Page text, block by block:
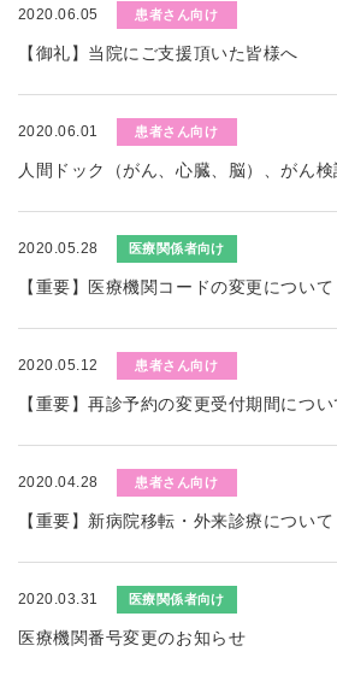
2020.06.05 患者さん向け
【御礼】当院にご支援頂いた皆様へ
2020.06.01 患者さん向け
人間ドック（がん、心臓、脳）、がん
2020.05.28 医療関係者向け
【重要】医療機関コードの変更について
2020.05.12 患者さん向け
【重要】再診予約の変更受付期間につい
2020.04.28 患者さん向け
【重要】新病院移転・外来診療について
2020.03.31 医療関係者向け
医療機関番号変更のお知らせ